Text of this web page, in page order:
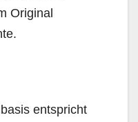
Original
entspricht